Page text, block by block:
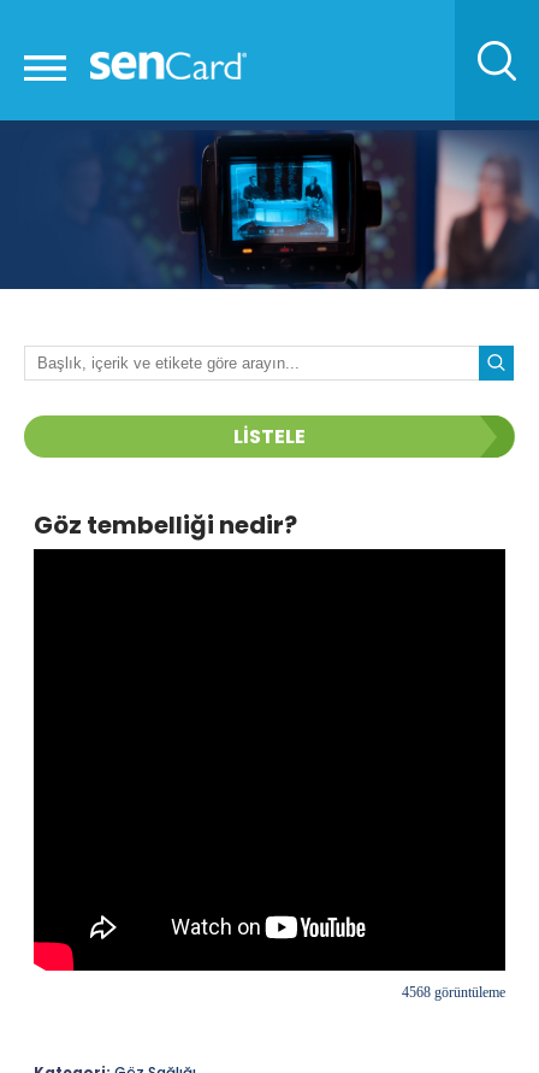
LİSTELE
Göz tembelliği nedir?
4568 görüntüleme